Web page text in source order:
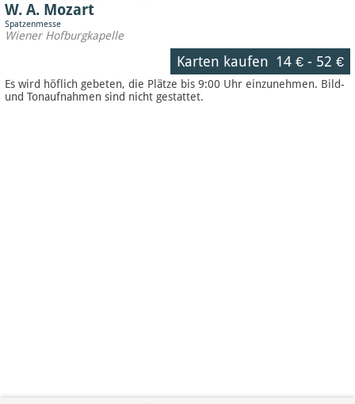
W. A. Mozart
Spatzenmesse
Wiener Hofburgkapelle
Karten kaufen 14 €- 52 €
Es wird höflich gebeten, die Plätze bis 9:00 Uhr einzunehmen. Bild-
und Tonaufnahmen sind nicht gestattet.